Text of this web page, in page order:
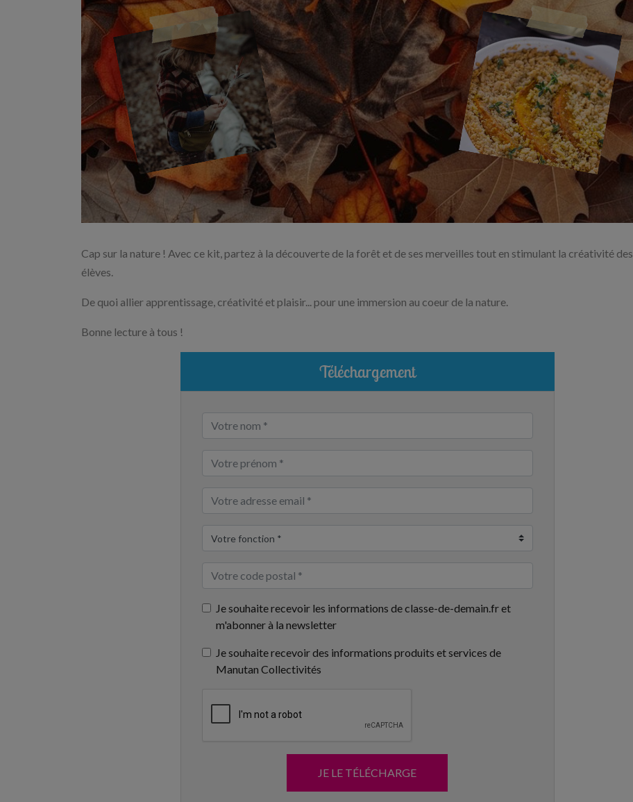
Cap sur la nature ! Avec ce kit, partez à la découverte de la forêt et de ses merveilles tout en stimulant la créativité des
élèves.
De quoi allier apprentissage, créativité et plaisir... pour une immersion au coeur de la nature.
Bonne lecture à tous !
Téléchargement
Je souhaite recevoir les informations de classe-de-demain.fr et
m'abonner à la newsletter
Je souhaite recevoir des informations produits et services de
Manutan Collectivités
JE LE TÉLÉCHARGE